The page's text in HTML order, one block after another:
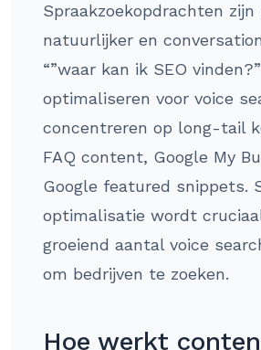
Spraakzoekopdrachten
natuurlijker en
“”waar kan ik SEO
optimaliseren voor voice
concentreren op long-tail
FAQ content, Google My
Google featured snippets.
optimalisatie wordt
groeiend aantal voice
om bedrijven te zoeken.
Hoe werkt